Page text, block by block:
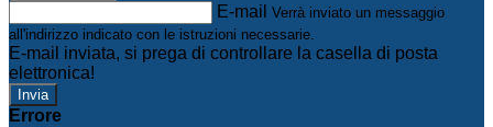
E-mail Verrà inviato un messaggio
all'indirizzo indicato con le istruzioni necessarie.
E-mail inviata, si prega di controllare la casella di posta
elettronica!
Errore